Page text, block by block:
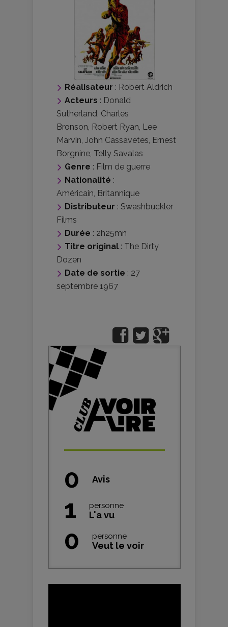
Réalisateur : Robert Aldrich
Acteurs : Donald
Sutherland, Charles
Bronson, Robert Ryan, Lee
Marvin, John Cassavetes, Ernest
Borgnine, Telly Savalas
Genre : Film de guerre
Nationalité :
Américain, Britannique
Distributeur : Swashbuckler
Films
Durée : 2h25mn
Titre original : The Dirty
Dozen
Date de sortie : 27
septembre 1967
0 Avis
1 personne
L'a vu
0 personne
Veut le voir